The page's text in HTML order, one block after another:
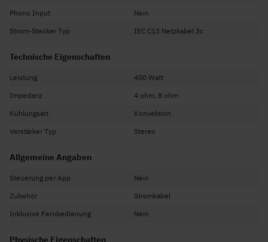
Phono Input
Nein
Strom-Stecker Typ
IEC C13 Netzkabel 3c
Technische Eigenschaften
Leistung
400 Watt
Impedanz
4 ohm, 8 ohm
Kühlungsart
Konvektion
Verstärker Typ
Stereo
Allgemeine Angaben
Steuerung per App
Nein
Zubehör
Stromkabel
Inklusive Fernbedienung
Nein
Physische Eigenschaften